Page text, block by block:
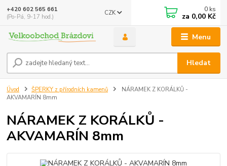
Menu
CZK
Hledat
+420 602 565 661
(Po-Pá, 9-17 hod.)
0 ks
za 0,00 Kč
Úvod ŠPERKY z přírodních kamenů
NÁRAMEK Z KORÁLKŮ -
AKVAMARÍN 8mm
NÁRAMEK Z KORÁLKŮ -
AKVAMARÍN 8mm